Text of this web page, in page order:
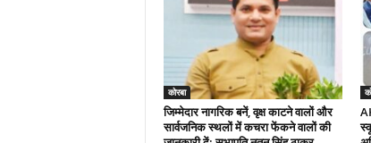
कोरबा
जिम्मेदार नागरिक बनें, वृक्ष काटने वालों और
सार्वजनिक स्थलों में कचरा फेंकने वालों की